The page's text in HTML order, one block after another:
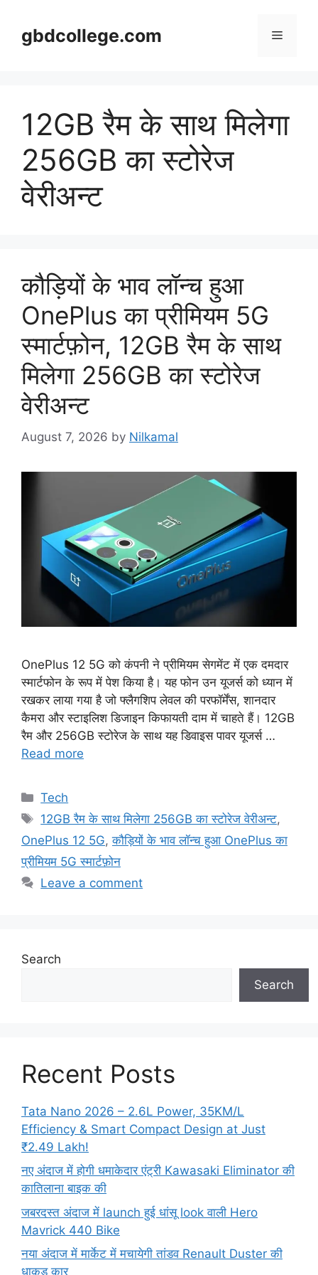
contentgbdcollege.com Menu
12GB रैम के साथ मिलेगा
256GB का स्टोरेज
वेरीअन्ट
कौड़ियों के भाव लॉन्च हुआ
OnePlus का प्रीमियम 5G
स्मार्टफ़ोन, 12GB रैम के साथ
मिलेगा 256GB का स्टोरेज
वेरीअन्ट
August 7, 2026 by Nilkamal
OnePlus 12 5G को कंपनी ने प्रीमियम सेगमेंट में एक दमदार
स्मार्टफोन के रूप में पेश किया है। यह फोन उन यूजर्स को ध्यान में
रखकर लाया गया है जो फ्लैगशिप लेवल की परफॉर्मेंस, शानदार
कैमरा और स्टाइलिश डिजाइन किफायती दाम में चाहते हैं। 12GB
रैम और 256GB स्टोरेज के साथ यह डिवाइस पावर यूजर्स …
Read more
Categories
Tech
Tags
12GB रैम के साथ मिलेगा 256GB का स्टोरेज वेरीअन्ट,
OnePlus 12 5G,कौड़ियों के भाव लॉन्च हुआ OnePlus का
प्रीमियम 5G स्मार्टफ़ोन
Leave a comment
Search
Search
Recent Posts
Tata Nano 2026 – 2.6L Power, 35KM/L
Efficiency & Smart Compact Design at Just
₹2.49 Lakh!
नए अंदाज में होगी धमाकेदार एंट्री Kawasaki Eliminator की
कातिलाना बाइक की
जबरदस्त अंदाज में launch हुई धांसू look वाली Hero
Mavrick 440 Bike
नया अंदाज में मार्केट में मचायेगी तांडव Renault Duster की
धाकड़ कार